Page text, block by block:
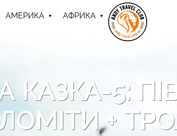
АМЕРИКА АФРИКА
КАЗКА-5:
+